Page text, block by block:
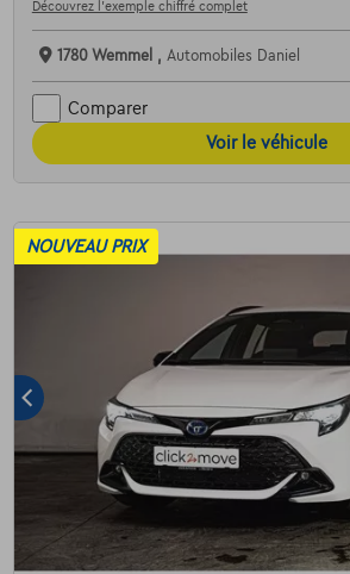
Découvrez l’exemple chiffré complet
1780 Wemmel , Automobiles Daniel
Comparer
Voir le véhicule
NOUVEAU PRIX